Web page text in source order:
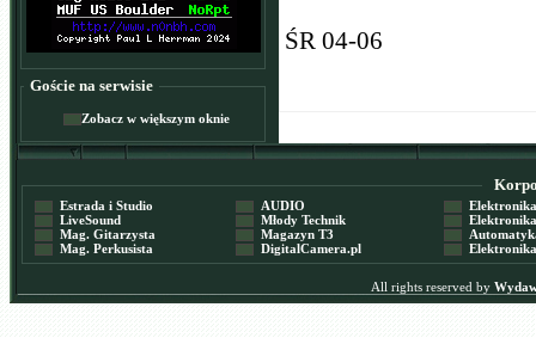
Goście na serwisie
Zobacz w większym oknie
ŚR 04-06
Estrada i Studio
LiveSound
Mag. Gitarzysta
Mag. Perkusista
AUDIO
Młody Technik
Magazyn T3
DigitalCamera.pl
Elektronika
Elektronika
Automatyka
Elektronika
All rights reserved by